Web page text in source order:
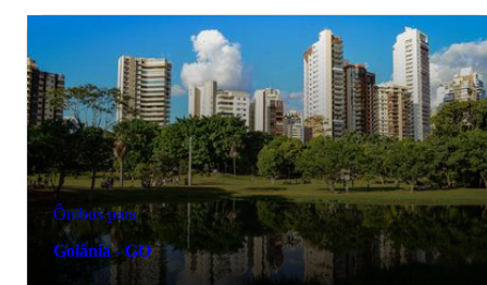
Ônibus para
Goiânia - GO